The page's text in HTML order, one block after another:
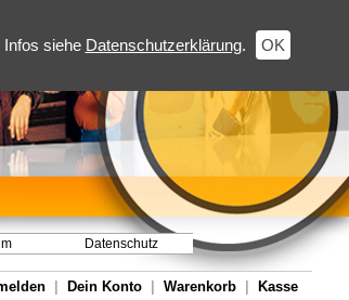
siehe Datenschutzerklärung. OK
Datenschutz
Dein Konto Warenkorb Kasse